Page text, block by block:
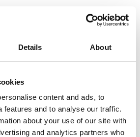
Details About
content and ads, to
features and to analyse our traffic.
about your use of our site with
and analytics partners who
gépek
marha, baromfi és hal
A gépek rozsdamentes késekkel